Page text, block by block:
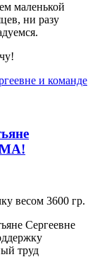
маленькой
ни разу
весом 3600 гр.
Сергеевне
труд